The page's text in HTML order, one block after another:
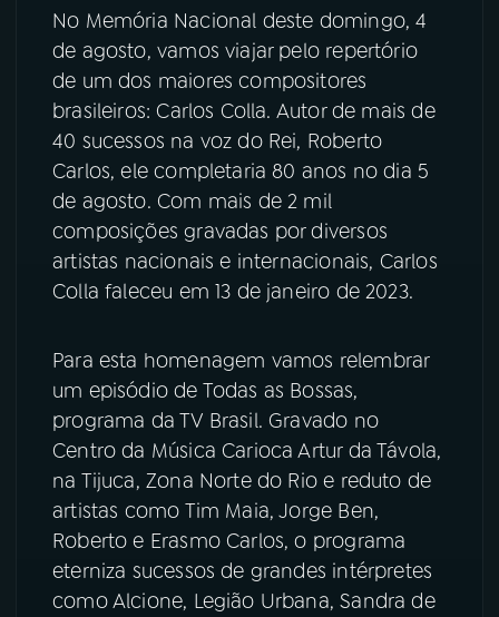
06 VIDEOCASTS
ÚLTIMAS
08FESTIVAL DE MÚSICA
ACOMPANHE A RÁDIO NACIONAL
YouTube Facebook
Instagram
TikTok
No Memória Nacional deste domingo, 4
de agosto, vamos viajar pelo repertório
de um dos maiores compositores
brasileiros: Carlos Colla. Autor de mais de
40 sucessos na voz do Rei, Roberto
Carlos, ele completaria 80 anos no dia 5
de agosto. Com mais de 2 mil
composições gravadas por diversos
artistas nacionais e internacionais, Carlos
Colla faleceu em 13 de janeiro de 2023.
Para esta homenagem vamos relembrar
um episódio de Todas as Bossas,
programa da TV Brasil. Gravado no
Centro da Música Carioca Artur da Távola,
na Tijuca, Zona Norte do Rio e reduto de
artistas como Tim Maia, Jorge Ben,
Roberto e Erasmo Carlos, o programa
eterniza sucessos de grandes intérpretes
como Alcione, Legião Urbana, Sandra de